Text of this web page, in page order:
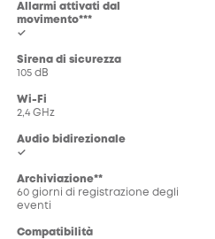
Allarmi attivati dal
movimento***
✓
Sirena di sicurezza
105 dB
Wi-Fi
2,4 GHz
Audio bidirezionale
✓
Archiviazione**
60 giorni di registrazione degli
eventi
Compatibilità